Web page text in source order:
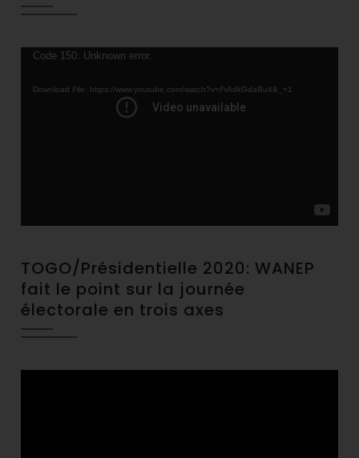
Video
Code 150: Unknown error.
Download File: https://www.youtube.com/watch?v=FrAdkGdaBu4&_=1
TOGO/Présidentielle 2020: WANEP
fait le point sur la journée
électorale en trois axes